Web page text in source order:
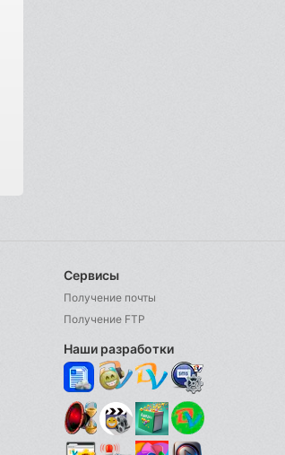
Сервисы
Получение почты
Получение FTP
Наши разработки